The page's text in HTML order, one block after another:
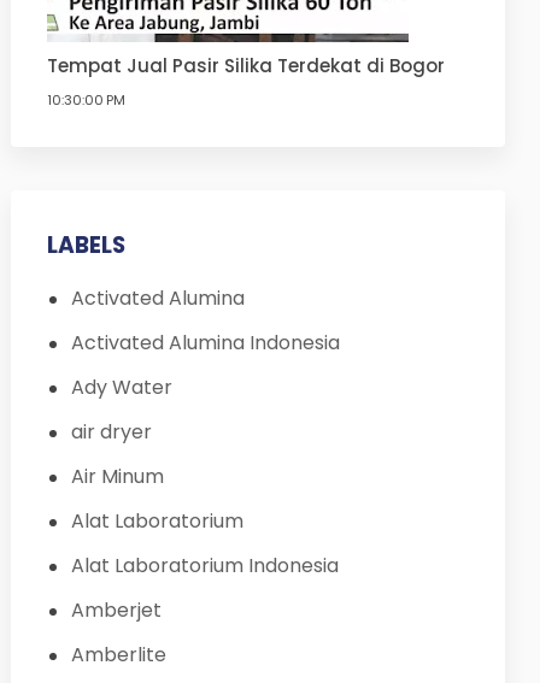
Tempat Jual Pasir Silika Terdekat di Bogor
10:30:00 PM
LABELS
Activated Alumina
Activated Alumina Indonesia
Ady Water
air dryer
Air Minum
Alat Laboratorium
Alat Laboratorium Indonesia
Amberjet
Amberlite